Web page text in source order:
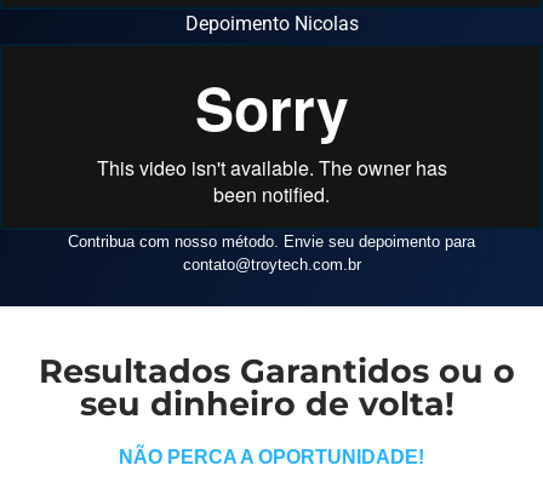
Depoimento Nicolas
Contribua com nosso método. Envie seu depoimento para
contato@troytech.com.br
Resultados Garantidos ou o
seu dinheiro de volta!
NÃO PERCA A OPORTUNIDADE!